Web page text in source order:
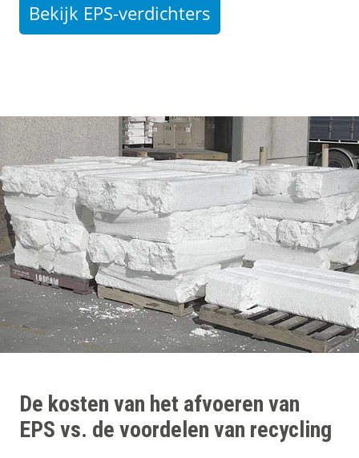
Bekijk EPS-verdichters
De kosten van het afvoeren van
EPS vs. de voordelen van recycling